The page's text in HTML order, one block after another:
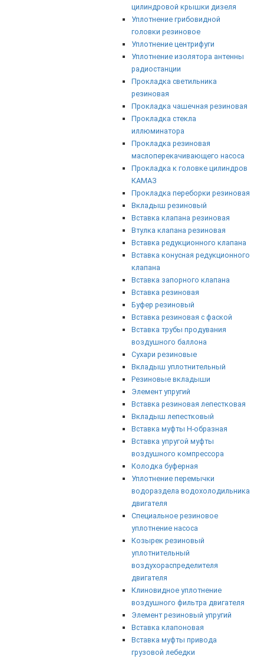
цилиндровой крышки дизеля
Уплотнение грибовидной
головки резиновое
Уплотнение центрифуги
Уплотнение изолятора антенны
радиостанции
Прокладка светильника
резиновая
Прокладка чашечная резиновая
Прокладка стекла
иллюминатора
Прокладка резиновая
маслоперекачивающего насоса
Прокладка к головке цилиндров
КАМАЗ
Прокладка переборки резиновая
Вкладыш резиновый
Вставка клапана резиновая
Втулка клапана резиновая
Вставка редукционного клапана
Вставка конусная редукционного
клапана
Вставка запорного клапана
Вставка резиновая
Буфер резиновый
Вставка резиновая с фаской
Вставка трубы продувания
воздушного баллона
Сухари резиновые
Вкладыш уплотнительный
Резиновые вкладыши
Элемент упругий
Вставка резиновая лепестковая
Вкладыш лепестковый
Вставка муфты Н-образная
Вставка упругой муфты
воздушного компрессора
Колодка буферная
Уплотнение перемычки
водораздела водохолодильника
двигателя
Специальное резиновое
уплотнение насоса
Козырек резиновый
уплотнительный
воздухораспределителя
двигателя
Клиновидное уплотнение
воздушного фильтра двигателя
Элемент резиновый упругий
Вставка клапоновая
Вставка муфты привода
грузовой лебедки